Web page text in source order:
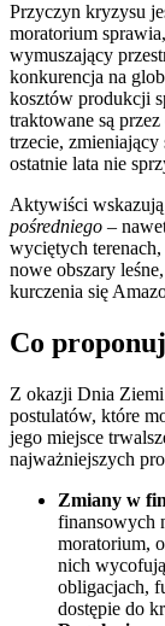
Przyczyn kryzysu
moratorium
wymuszający
konkurencja na
kosztów produkcji
traktowane są
trzecie,
ostatnie lata nie
Aktywiści
pośredniego –
wyciętych
nowe obszary
kurczenia się
Co
Z okazji Dnia Ziemi
postulatów, które
jego miejsce
najważniejszych
Zmiany w
finansowych
moratorium,
nich
obligacjach,
dostępie do